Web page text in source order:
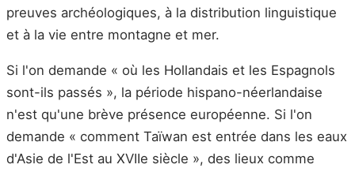
preuves archéologiques, à la distribution linguistique
et à la vie entre montagne et mer.
Si l'on demande « où les Hollandais et les Espagnols
sont-ils passés », la période hispano-néerlandaise
n'est qu'une brève présence européenne. Si l'on
demande « comment Taïwan est entrée dans les eaux
d'Asie de l'Est au XVIIe siècle », des lieux comme